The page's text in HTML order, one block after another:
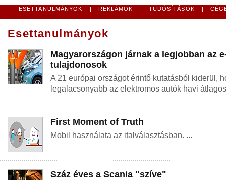
ESETTANULMÁNYOK | REKLÁMOK | TUDÓSÍTÁSOK |
Esettanulmányok
Magyarországon járnak a legjobban az
tulajdonosok
A 21 európai országot érintő kutatásból kiderül,
legalacsonyabb az elektromos autók havi
First Moment of Truth
Mobil használata az italválasztásban. ...
Száz éves a Scania "szíve"